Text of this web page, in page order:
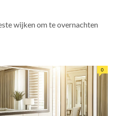
wijken om te overnachten
0